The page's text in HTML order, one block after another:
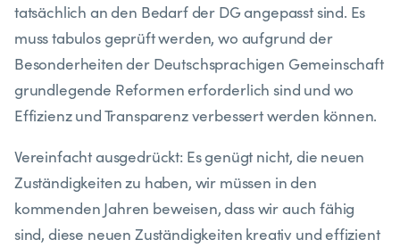
tatsächlich an den Bedarf der DG angepasst sind. Es
muss tabulos geprüft werden, wo aufgrund der
Besonderheiten der Deutschsprachigen Gemeinschaft
grundlegende Reformen erforderlich sind und wo
Effizienz und Transparenz verbessert werden können.
Vereinfacht ausgedrückt: Es genügt nicht, die neuen
Zuständigkeiten zu haben, wir müssen in den
kommenden Jahren beweisen, dass wir auch fähig
sind, diese neuen Zuständigkeiten kreativ und effizient